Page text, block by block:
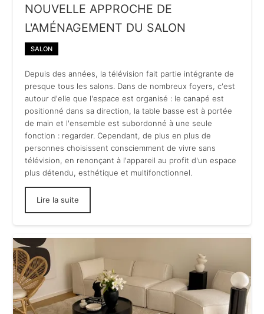
NOUVELLE APPROCHE DE
L'AMÉNAGEMENT DU SALON
SALON
Depuis des années, la télévision fait partie intégrante de
presque tous les salons. Dans de nombreux foyers, c'est
autour d'elle que l'espace est organisé : le canapé est
positionné dans sa direction, la table basse est à portée
de main et l'ensemble est subordonné à une seule
fonction : regarder. Cependant, de plus en plus de
personnes choisissent consciemment de vivre sans
télévision, en renonçant à l'appareil au profit d'un espace
plus détendu, esthétique et multifonctionnel.
Lire la suite